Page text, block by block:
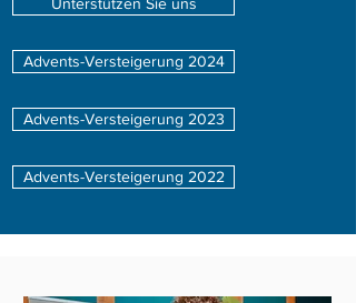
Advents-Versteigerung 2024
Advents-Versteigerung 2023
Advents-Versteigerung 2022